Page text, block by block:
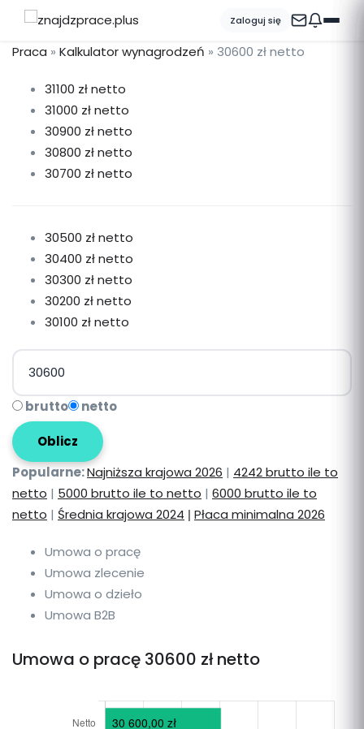
Zaloguj się
Praca » Kalkulator wynagrodzeń » 30600 zł netto
31100 zł netto
31000 zł netto
30900 zł netto
30800 zł netto
30700 zł netto
30500 zł netto
30400 zł netto
30300 zł netto
30200 zł netto
30100 zł netto
brutto netto
Oblicz
Popularne:Najniższa krajowa 2026 | 4242 brutto ile to
netto | 5000 brutto ile to netto | 6000 brutto ile to
netto | Średnia krajowa 2024 | Płaca minimalna 2026
Umowa o pracę
Umowa zlecenie
Umowa o dzieło
Umowa B2B
Umowa o pracę 30600 zł netto